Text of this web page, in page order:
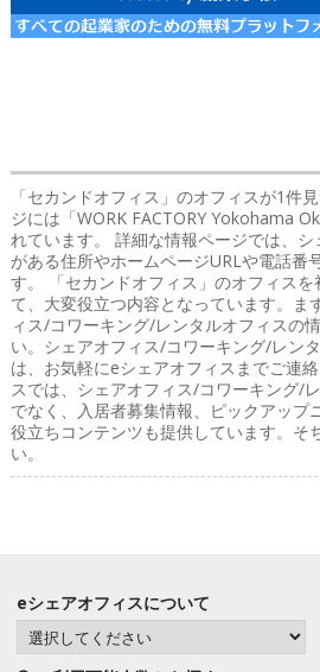
「セカンドオフィス」のオフィスが1件
ジには「WORK FACTORY Yokohama
れています。 詳細な情報ページでは、
がある住所やホームページURLや電話番
す。 「セカンドオフィス」のオフィス
て、大変役立つ内容となっています。ま
ィス/コワーキング/レンタルオフィスの
い。シェアオフィス/コワーキング/レン
は、お気軽にeシェアオフィスまでご連
スでは、シェアオフィス/コワーキング/
でなく、入居者募集情報、ピックアップ
役立ちコンテンツも提供しています。そ
い。
eシェアオフィスについて